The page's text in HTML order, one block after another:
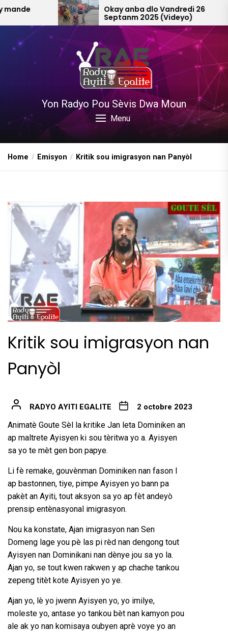
Skip
content
Okay anba dlo Vandredi 26
Septanm 2025 (Videyo)
Yon Radyo Pou Sèvis Dwa Moun
Menu
Home Emisyon Kritik sou imigrasyon nan Panyòl
Kritik sou imigrasyon nan
Panyòl
RADYO AYITI EGALITE 2 octobre 2023
Animatè Goute Sèl la kritike Jan leta Dominiken an
ap maltrete Ayisyen ki sou tèritwa yo a. Ayisyen
sa yo te mèt gen bon papye.
Li fè remake, gouvènman Dominiken nan fason l
ap bastonnen, tiye, pimpe Ayisyen yo bann pa
pakèt an Ayiti, tout aksyon sa yo ap fèt andeyò
prensip entènasyonal imigrasyon.
Nou ka konstate, Ajan imigrasyon nan Sen
Domeng lage you pè las pi rèd nan dengong tout
Ayisyen nan Dominikani nan dènye jou sa yo la.
Ajan yo, se tout kwen rakwen y ap chache tankou
zepeng titèt kote Ayisyen yo ye.
Ajan yo, lè yo jwenn Ayisyen yo, yo imilye,
moleste yo, antase yo tankou bèt nan kamyon pou
ale ak yo nan komisaya oubyen aprè voye yo an